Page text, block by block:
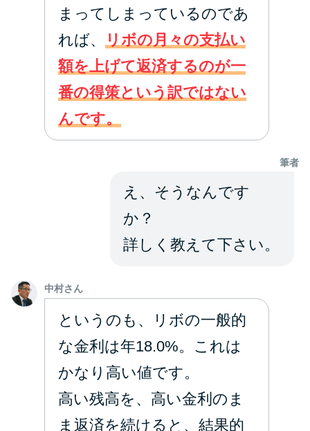
方法はどれ？
年収が低い＆他社借入があると
落ちる？バンクイックの口コミ
を分析
みずほ銀行カードローンの問い
まってしまっているのであ
れば、
リボの月々の支払い
額を上げて返済するのが一
番の得策という訳ではない
んです。
筆者
え、そうなんです
か？
詳しく教えて下さい。
中村さん
というのも、リボの一般的
な金利は年18.0%。これは
かなり高い値です。
高い残高を、高い金利のま
ま返済を続けると、結果的